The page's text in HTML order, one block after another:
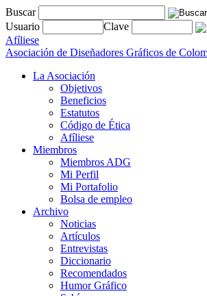
Buscar
Usuario
Clave
Afíliese
Asociación de Diseñadores Gráficos de
La Asociación
Objetivos
Beneficios
Estatutos
Código de Ética
Afíliese
Miembros
Miembros ADG
Mi Perfil
Mi Portafolio
Bolsa de empleo
Archivo
Noticias
Artículos
Entrevistas
Diccionario
Recomendados
Humor Gráfico